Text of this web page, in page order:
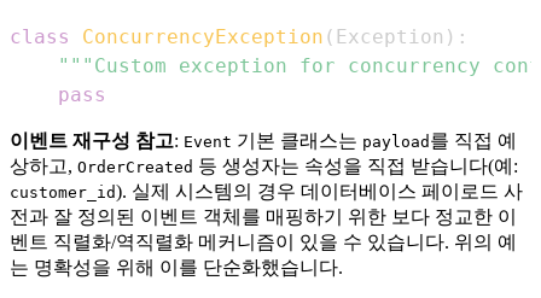
class ConcurrencyException ( Exception ) :
"""Custom exception for concurrency
pass
이벤트 재구성 참고: Event 기본 클래스는 payload 를 직접 예
상하고, OrderCreated 등 생성자는 속성을 직접 받습니다(예:
customer_id). 실제 시스템의 경우 데이터베이스 페이로드 사
전과 잘 정의된 이벤트 객체를 매핑하기 위한 보다 정교한 이
벤트 직렬화/역직렬화 메커니즘이 있을 수 있습니다. 위의 예
는 명확성을 위해 이를 단순화했습니다.